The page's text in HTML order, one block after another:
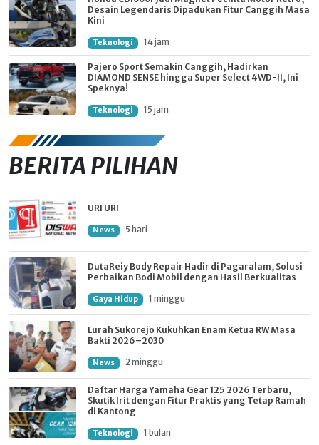
Desain Legendaris Dipadukan Fitur Canggih Masa
Kini
Teknologi 14 jam
Pajero Sport Semakin Canggih, Hadirkan
DIAMOND SENSE hingga Super Select 4WD-II, Ini
Speknya!
Teknologi 15 jam
BERITA PILIHAN
URI URI
News 5 hari
DutaReiy Body Repair Hadir di Pagaralam, Solusi
Perbaikan Bodi Mobil dengan Hasil Berkualitas
Gaya Hidup 1 minggu
Lurah Sukorejo Kukuhkan Enam Ketua RW Masa
Bakti 2026–2030
News 2 minggu
Daftar Harga Yamaha Gear 125 2026 Terbaru,
Skutik Irit dengan Fitur Praktis yang Tetap Ramah
di Kantong
Teknologi 1 bulan